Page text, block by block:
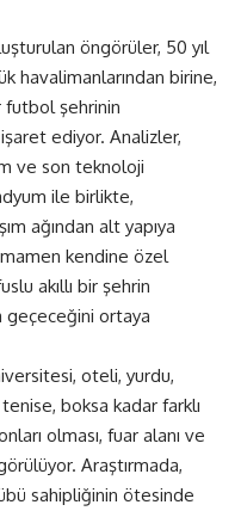
öngörüler, 50 yıl
havalimanlarından birine,
futbol şehrinin
ediyor. Analizler,
ve son teknoloji
ile birlikte,
ağından alt yapıya
kendine özel
akıllı bir şehrin
ortaya
oteli, yurdu,
boksa kadar farklı
olması, fuar alanı ve
Araştırmada,
sahipliğinin ötesinde